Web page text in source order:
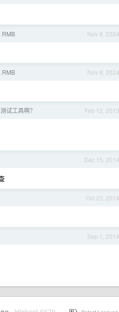
Nov 8, 2024
RMB
Nov 8, 2024
RMB
Feb 12, 2015
试工具啊？
Dec 15, 2014
Oct 23, 2014
Sep 1, 2014